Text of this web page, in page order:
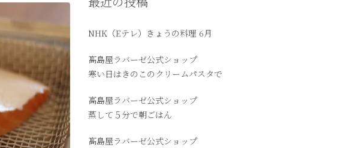
NHK（Eテレ）きょうの料理 6月
髙島屋ラバーゼ公式ショップ
寒い日はきのこのクリームパスタで
高島屋ラバーゼ公式ショップ
蒸して５分で朝ごはん
髙島屋ラバーゼ公式ショップ